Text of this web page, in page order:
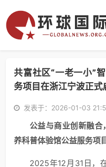
共富社区“一老一小”
务项目在浙江宁波正式
发表于：2026-01-03
公益与商业创新融合
养科普体验馆公益服务项
2025年12月31日，